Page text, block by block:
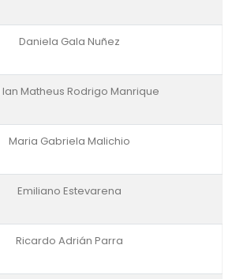
Daniela Gala Nuñez
Ian Matheus Rodrigo Manrique
Maria Gabriela Malichio
Emiliano Estevarena
Ricardo Adrián Parra